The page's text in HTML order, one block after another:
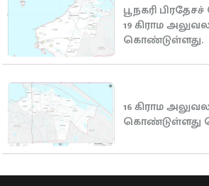
பூநகரி
19 கிராம
கொண்டுள்ளது.
16 கிராம
கொண்டுள்ளது